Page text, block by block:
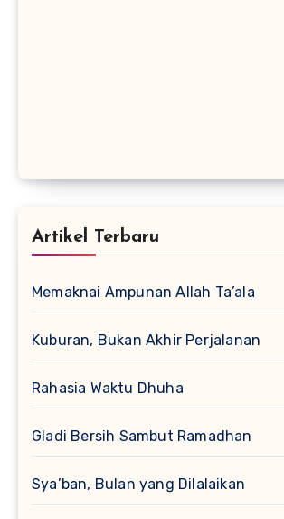
Artikel Terbaru
Memaknai Ampunan Allah Ta’ala
Kuburan, Bukan Akhir Perjalanan
Rahasia Waktu Dhuha
Gladi Bersih Sambut Ramadhan
Sya’ban, Bulan yang Dilalaikan